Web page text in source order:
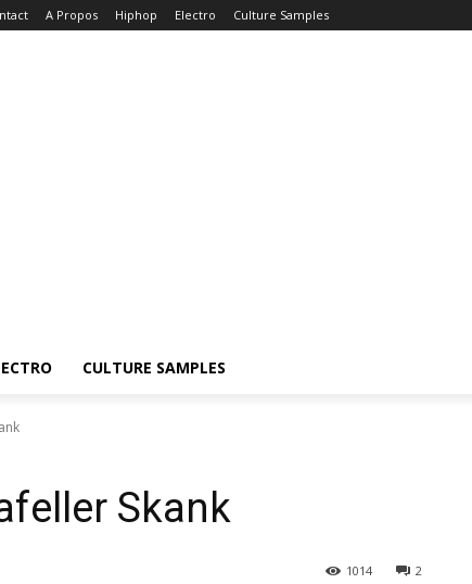
A Propos Hiphop Electro Culture Samples
CULTURE SAMPLES
Skank
2
1014